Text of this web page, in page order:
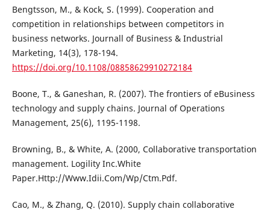
Bengtsson, M., & Kock, S. (1999). Cooperation and
competition in relationships between competitors in
business networks. Journall of Business & Industrial
Marketing, 14(3), 178-194.
https://doi.org/10.1108/08858629910272184
Boone, T., & Ganeshan, R. (2007). The frontiers of eBusiness
technology and supply chains. Journal of Operations
Management, 25(6), 1195-1198.
Browning, B., & White, A. (2000, Collaborative transportation
management. Logility Inc.White
Paper.Http://Www.Idii.Com/Wp/Ctm.Pdf.
Cao, M., & Zhang, Q. (2010). Supply chain collaborative